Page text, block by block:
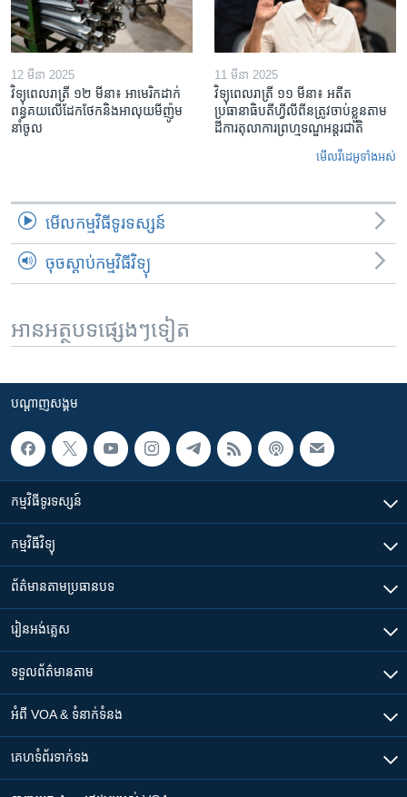
12 មីនា 2025
វិទ្យុពេលរាត្រី ១២ មីនា៖ អាមេរិក​ដាក់​
ពន្ធគយ​លើ​ដែកថែក​និង​អាលុយ​មីញ៉ូម​
នាំចូល
11 មីនា 2025
វិទ្យុពេលរាត្រី ១១ មីនា៖ អតីត​
ប្រធានាធិបតីហ្វីលីពីន​ត្រូវ​ចាប់ខ្លួនតាម
ដីការ​តុលាការ​ព្រហ្មទណ្ឌ​អន្តរជាតិ
មើល​វីដេអូ​ទាំង​អស់
មើល​កម្មវិធី​ទូរទស្សន៍
ចុចស្តាប់កម្មវិធីវិទ្យុ
អានអត្ថបទផ្សេងៗទៀត
បណ្តាញ​សង្គម
កម្មវិធី​ទូរទស្សន៍
កម្មវិធី​វិទ្យុ
ព័ត៌មាន​តាមប្រធានបទ​
រៀន​​អង់គ្លេស
ទទួល​ព័ត៌មាន​តាម
អំពី​ VOA & ទំនាក់ទំនង
គេហទំព័រ​​ទាក់ទង